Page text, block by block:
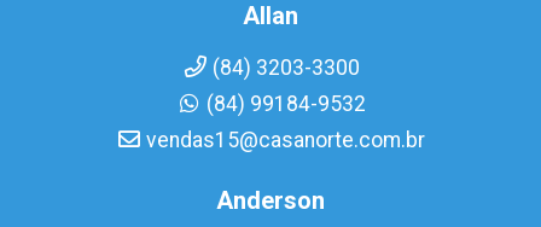
Allan
(84) 3203-3300
(84) 99184-9532
vendas15@casanorte.com.br
Anderson